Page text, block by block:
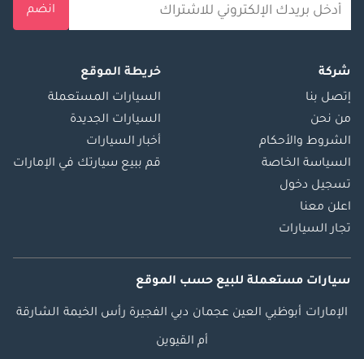
انضم
شركة
إتصل بنا
من نحن
الشروط والأحكام
السياسة الخاصة
تسجيل دخول
اعلن معنا
تجار السيارات
خريطة الموقع
السيارات المستعملة
السيارات الجديدة
أخبار السيارات
قم ببيع سيارتك في الإمارات
سيارات مستعملة للبيع حسب الموقع
الإمارات أبوظبي العين عجمان دبي الفجيرة رأس الخيمة الشارقة
أم القيوين